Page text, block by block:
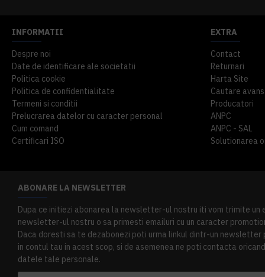
INFORMATII
Despre noi
Date de identificare ale societatii
Politica cookie
Politica de confidentialitate
Termeni si conditii
Prelucrarea datelor cu caracter personal
Cum comand
Certificari ISO
EXTRA
Contact
Returnari
Harta Site
Cautare
Producatori
ANPC
ANPC - SAL
Solutionarea
ABONARE LA NEWSLETTER
Dupa ce initiezi abonarea la newsletter-ul nostru iti vom trimite
newsletter-ul nostru o sa primesti emailuri cu un caracter
Daca doresti sa te dezabonezi poti urma linkul dintr-un
in contul tau in acest scop, si de asemenea ne poti contacta
datele tale personale.